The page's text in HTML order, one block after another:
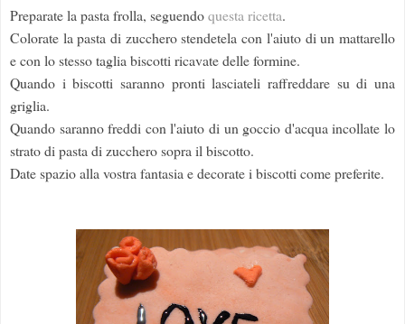
Preparate la pasta frolla, seguendoquesta ricetta.
Colorate la pasta di zucchero stendetela con l'aiuto di un mattarello
e con lo stesso taglia biscotti ricavate delle formine.
Quando i biscotti saranno pronti lasciateli raffreddare su di una
griglia.
Quando saranno freddi con l'aiuto di un goccio d'acqua incollate lo
strato di pasta di zucchero sopra il biscotto.
Date spazio alla vostra fantasia e decorate i biscotti come preferite.